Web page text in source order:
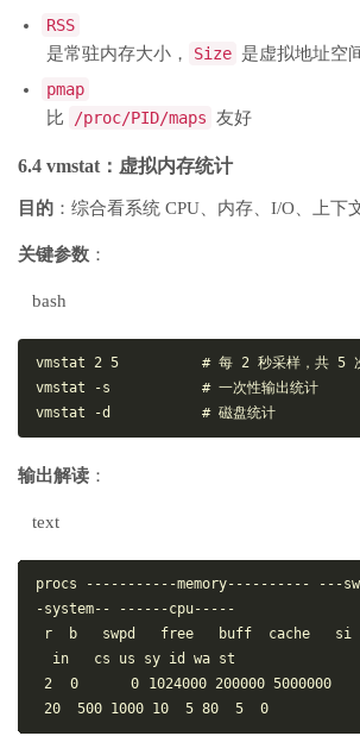
RSS
是常驻内存大小，
Size 是虚拟地址空
pmap
比
/proc/PID/maps 友好
6.4 vmstat：虚拟内存统计
目的 ：综合看系统 CPU、内存、I/O、上下
关键参数 ：
bash
vmstat 2 5          # 每 2 秒采样，共 5
vmstat -s           # 一次性输出统计
输出解读 ：
text
procs -----------memory---------- ---
-system-- ------cpu-----
r  b   swpd   free   buff  cache   si
in   cs us sy id wa st
2  0      0 1024000 200000 5000000